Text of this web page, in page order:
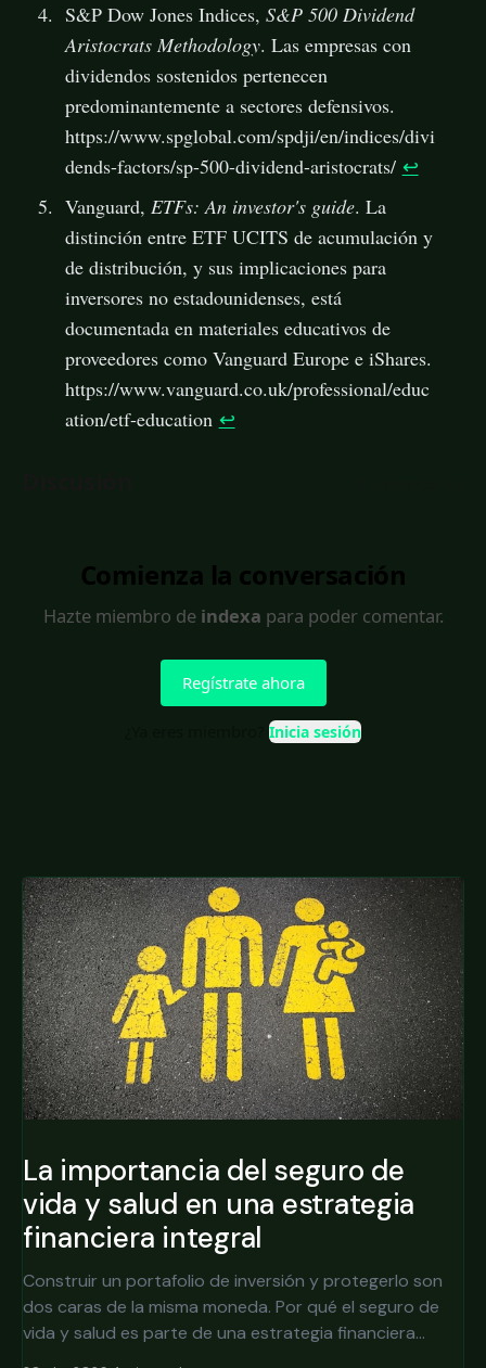
S&P Dow Jones Indices, S&P 500 Dividend
Aristocrats Methodology. Las empresas con
dividendos sostenidos pertenecen
predominantemente a sectores defensivos.
https://www.spglobal.com/spdji/en/indices/divi
dends-factors/sp-500-dividend-aristocrats/ ↩
Vanguard, ETFs: An investor's guide. La
distinción entre ETF UCITS de acumulación y
de distribución, y sus implicaciones para
inversores no estadounidenses, está
documentada en materiales educativos de
proveedores como Vanguard Europe e iShares.
https://www.vanguard.co.uk/professional/educ
ation/etf-education ↩
La importancia del seguro de
vida y salud en una estrategia
financiera integral
Construir un portafolio de inversión y protegerlo son
dos caras de la misma moneda. Por qué el seguro de
vida y salud es parte de una estrategia financiera